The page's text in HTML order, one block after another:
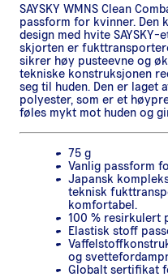
SAYSKY WMNS Clean
passform for kvinner. Den
design med hvite
skjorten er
sikrer høy pusteevne og
tekniske konstruksjonen
seg til huden. Den er laget
polyester, som er et
føles mykt mot huden og
75 g
Vanlig passform
Japansk
teknisk
komfortabel.
100 % resirkulert
Elastisk stoff
og
Globalt sertifikat